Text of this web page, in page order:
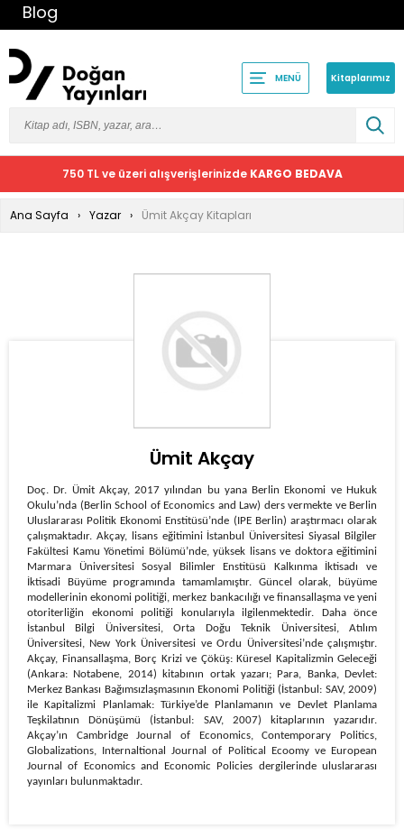
Blog
MENÜ Kitaplarımız
750 TL ve üzeri alışverişlerinizde KARGO BEDAVA
Ana Sayfa Yazar Ümit Akçay Kitapları
Ümit Akçay
Doç. Dr. Ümit Akçay, 2017 yılından bu yana Berlin Ekonomi ve Hukuk
Okulu’nda (Berlin School of Economics and Law) ders vermekte ve Berlin
Uluslararası Politik Ekonomi Enstitüsü’nde (IPE Berlin) araştırmacı olarak
çalışmaktadır. Akçay, lisans eğitimini İstanbul Üniversitesi Siyasal Bilgiler
Fakültesi Kamu Yönetimi Bölümü’nde, yüksek lisans ve doktora eğitimini
Marmara Üniversitesi Sosyal Bilimler Enstitüsü Kalkınma İktisadı ve
İktisadi Büyüme programında tamamlamıştır. Güncel olarak, büyüme
modellerinin ekonomi politiği, merkez bankacılığı ve finansallaşma ve yeni
otoriterliğin ekonomi politiği konularıyla ilgilenmektedir. Daha önce
İstanbul Bilgi Üniversitesi, Orta Doğu Teknik Üniversitesi, Atılım
Üniversitesi, New York Üniversitesi ve Ordu Üniversitesi’nde çalışmıştır.
Akçay, Finansallaşma, Borç Krizi ve Çöküş: Küresel Kapitalizmin Geleceği
(Ankara: Notabene, 2014) kitabının ortak yazarı; Para, Banka, Devlet:
Merkez Bankası Bağımsızlaşmasının Ekonomi Politiği (İstanbul: SAV, 2009)
ile Kapitalizmi Planlamak: Türkiye’de Planlamanın ve Devlet Planlama
Teşkilatının Dönüşümü (İstanbul: SAV, 2007) kitaplarının yazarıdır.
Akçay’ın Cambridge Journal of Economics, Contemporary Politics,
Globalizations, Internaltional Journal of Political Ecoomy ve European
Journal of Economics and Economic Policies dergilerinde uluslararası
yayınları bulunmaktadır.